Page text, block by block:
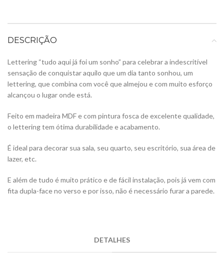
DESCRIÇÃO
Lettering “tudo aqui já foi um sonho” para celebrar a indescritível
sensação de conquistar aquilo que um dia tanto sonhou, um
lettering, que combina com você que almejou e com muito esforço
alcançou o lugar onde está.
Feito em madeira MDF e com pintura fosca de excelente qualidade,
o lettering tem ótima durabilidade e acabamento.
É ideal para decorar sua sala, seu quarto, seu escritório, sua área de
lazer, etc.
E além de tudo é muito prático e de fácil instalação, pois já vem com
fita dupla-face no verso e por isso, não é necessário furar a parede.
DETALHES